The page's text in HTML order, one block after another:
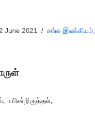
June 2021 சங்க இலக்கியம்,
பயின்றிருத்தல்,